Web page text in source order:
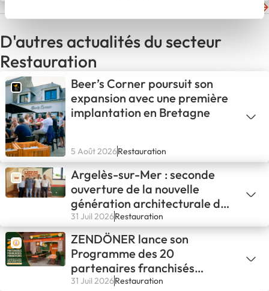
D'autres actualités du secteur
Restauration
Beer’s Corner poursuit son
expansion avec une première
implantation en Bretagne
5 Août 2026Restauration
Argelès-sur-Mer : seconde
ouverture de la nouvelle
génération architecturale de
L'ATELIER PAPILLES !
31 Juil 2026Restauration
ZENDÖNER lance son
Programme des 20
partenaires franchisés
fondateurs
31 Juil 2026Restauration